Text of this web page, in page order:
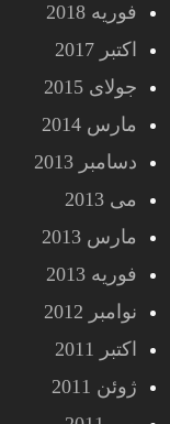
فوریه 2018
اکتبر 2017
جولای 2015
مارس 2014
دسامبر 2013
می 2013
مارس 2013
فوریه 2013
نوامبر 2012
اکتبر 2011
ژوئن 2011